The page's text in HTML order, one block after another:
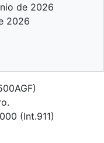
de 2026
2026
(Int.911)